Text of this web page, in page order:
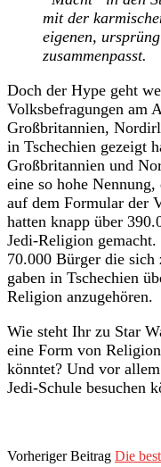
mit der
eigenen,
zusammenpasst.
Doch der Hype geht
Volksbefragungen am
Großbritannien,
in Tschechien gezeigt
Großbritannien und
eine so hohe
auf dem Formular der
hatten knapp über
Jedi-Religion
70.000 Bürger die sich
gaben in Tschechien
Religion anzugehören.
Wie steht Ihr zu Star
eine Form von
könntet? Und vor
Jedi-Schule besuchen
Vorheriger Beitrag Die